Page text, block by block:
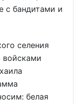
с бандитами и
селения
войсками
белая